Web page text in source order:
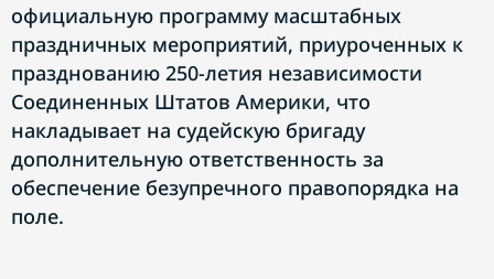
официальную программу масштабных
праздничных мероприятий, приуроченных к
празднованию 250-летия независимости
Соединенных Штатов Америки, что
накладывает на судейскую бригаду
дополнительную ответственность за
обеспечение безупречного правопорядка на
поле.